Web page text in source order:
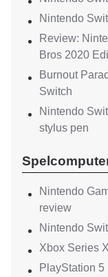
Nintendo
Review:
Bros 2020
Burnout
Switch
Nintendo
stylus pen
Nintendo
review
Nintendo
Xbox Series
PlayStation